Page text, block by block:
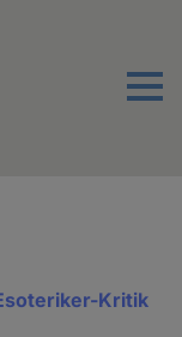
Menu
Kritik